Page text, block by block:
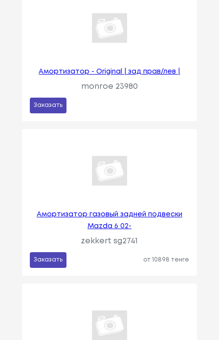
Амортизатор - Original | зад прав/лев |
monroe 23980
Заказать
Амортизатор газовый задней подвески
Mazda 6 02-
zekkert sg2741
Заказать от 10898 тенге